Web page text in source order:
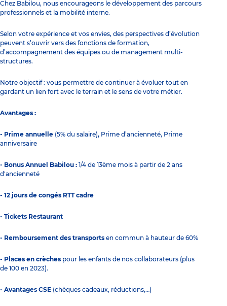
Chez Babilou, nous encourageons le développement des parcours
professionnels et la mobilité interne.
Selon votre expérience et vos envies, des perspectives d’évolution
peuvent s’ouvrir vers des fonctions de formation,
d’accompagnement des équipes ou de management multi-
structures.
Notre objectif : vous permettre de continuer à évoluer tout en
gardant un lien fort avec le terrain et le sens de votre métier.
Avantages :
- Prime annuelle (5% du salaire), Prime d’ancienneté, Prime
anniversaire
- Bonus Annuel Babilou : 1/4 de 13ème mois à partir de 2 ans
d'ancienneté
- 12 jours de congés RTT cadre
- Tickets Restaurant
- Remboursement des transports en commun à hauteur de 60%
- Places en crèches pour les enfants de nos collaborateurs (plus
de 100 en 2023).
- Avantages CSE (chèques cadeaux, réductions,…)